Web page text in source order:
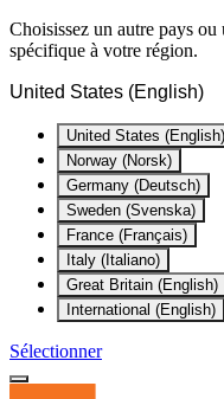
Choisissez un autre pays
spécifique à votre région.
United States (English)
United States (English)
Norway (Norsk)
Germany (Deutsch)
Sweden (Svenska)
France (Français)
Italy (Italiano)
Great Britain (English)
International (English)
Sélectionner